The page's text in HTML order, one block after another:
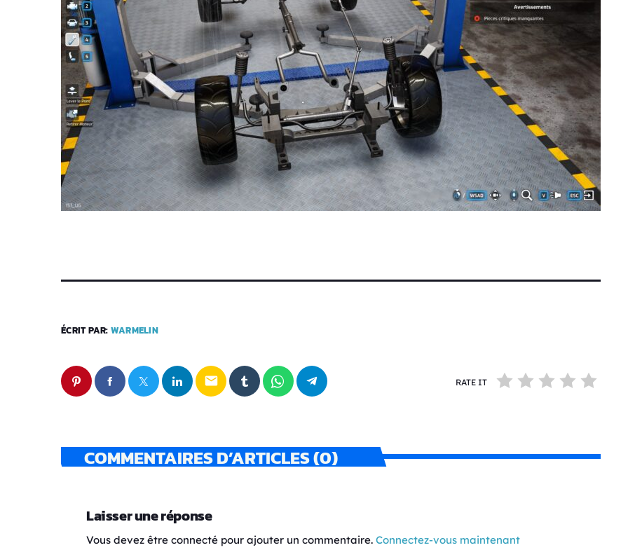
ÉCRIT PAR: WARMELIN
email RATE IT
COMMENTAIRES D’ARTICLES (0)
Laisser une réponse
Vous devez être connecté pour ajouter un commentaire. Connectez-vous maintenant